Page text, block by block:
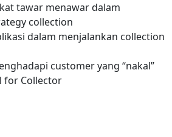
tawar menawar dalam
collection
dalam menjalankan collection
customer yang “nakal”
for Collector